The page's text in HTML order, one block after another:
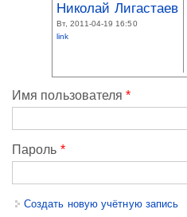
Николай Лигастаев
Вт, 2011-04-19 16:50
link
Имя пользователя*
Пароль *
Создать новую учётную запись